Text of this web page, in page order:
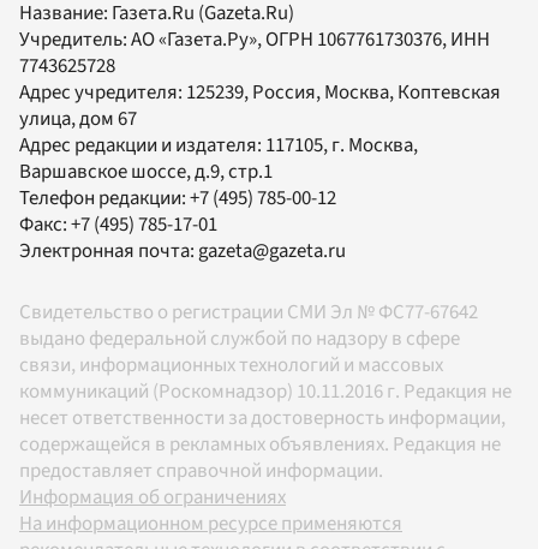
Название: Газета.Ru (Gazeta.Ru)
Учредитель:АО «Газета.Ру», ОГРН 1067761730376, ИНН
7743625728
Адрес учредителя: 125239, Россия, Москва, Коптевская
улица, дом 67
Адрес редакции и издателя: 117105, г. Москва,
Варшавское шоссе, д.9, стр.1
Телефон редакции:+7 (495) 785-00-12
Факс:+7 (495) 785-17-01
Электронная почта: gazeta@gazeta.ru
Свидетельство о регистрации СМИ Эл № ФС77-67642
выдано федеральной службой по надзору в сфере
связи, информационных технологий и массовых
коммуникаций (Роскомнадзор) 10.11.2016 г. Редакция не
несет ответственности за достоверность информации,
содержащейся в рекламных объявлениях. Редакция не
предоставляет справочной информации.
Информация об ограничениях
На информационном ресурсе применяются